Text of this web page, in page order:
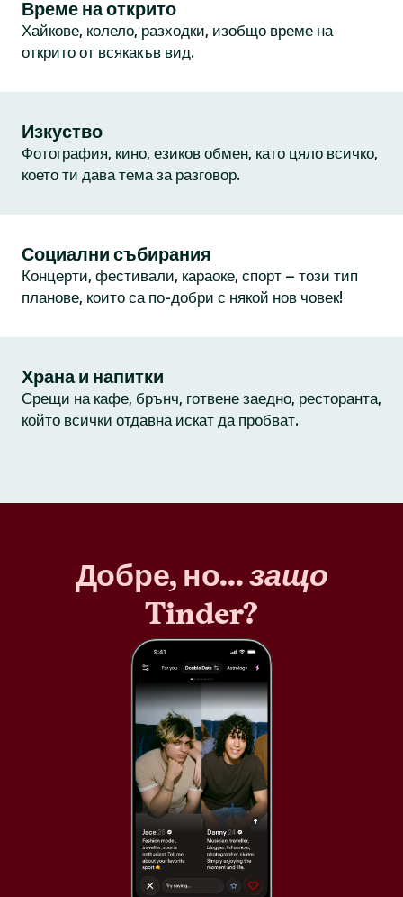
Време на открито
Хайкове, колело, разходки, изобщо време на
открито от всякакъв вид.
Изкуство
Фотография, кино, езиков обмен, като цяло всичко,
което ти дава тема за разговор.
Социални събирания
Концерти, фестивали, караоке, спорт – този тип
планове, които са по-добри с някой нов човек!
Храна и напитки
Срещи на кафе, брънч, готвене заедно, ресторанта,
който всички отдавна искат да пробват.
Добре, но...защо
Tinder?